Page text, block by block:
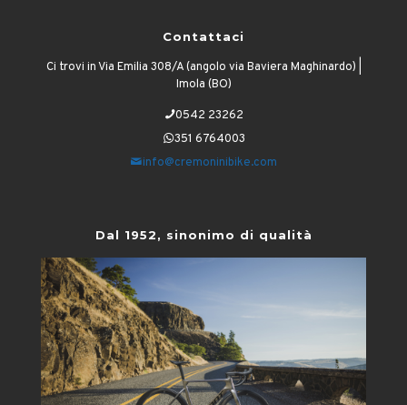
Contattaci
Ci trovi in Via Emilia 308/A (angolo via Baviera Maghinardo) |
Imola (BO)
0542 23262
351 6764003
info@cremoninibike.com
Dal 1952, sinonimo di qualità